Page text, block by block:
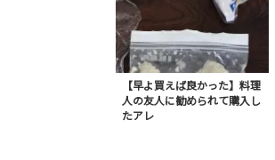
【早よ買えば良かった】料理
人の友人に勧められて購入し
たアレ